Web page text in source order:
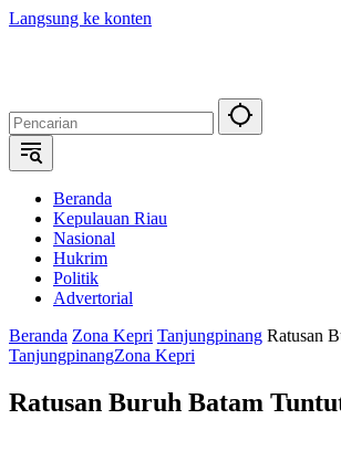
Langsung ke konten
Beranda
Kepulauan Riau
Nasional
Hukrim
Politik
Advertorial
Beranda Zona Kepri Tanjungpinang Ratusan
TanjungpinangZona Kepri
Ratusan Buruh Batam